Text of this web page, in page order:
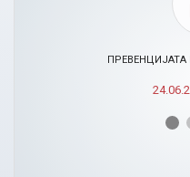
ПРЕВЕНЦИЈАТА